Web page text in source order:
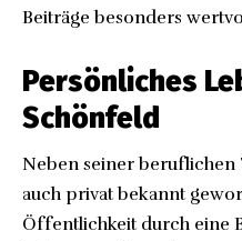
Beiträge besonders
Persönliches
Schönfeld
Neben seiner beruflichen
auch privat bekannt
Öffentlichkeit durch eine